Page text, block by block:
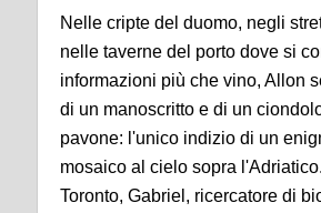
Nelle cripte del duomo, negli
nelle taverne del porto dove si
informazioni più che vino, Allon
di un manoscritto e di un
pavone: l'unico indizio di un
mosaico al cielo sopra
Toronto, Gabriel, ricercatore di